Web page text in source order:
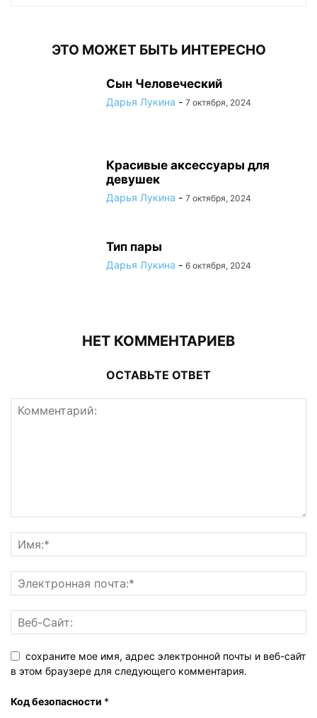
ЭТО МОЖЕТ БЫТЬ ИНТЕРЕСНО
Сын Человеческий
Дарья Лукина - 7 октября, 2024
Красивые аксессуары для
девушек
Дарья Лукина - 7 октября, 2024
Тип пары
Дарья Лукина - 6 октября, 2024
НЕТ КОММЕНТАРИЕВ
ОСТАВЬТЕ ОТВЕТ
сохраните мое имя, адрес электронной почты и веб-сайт
в этом браузере для следующего комментария.
Код безопасности *